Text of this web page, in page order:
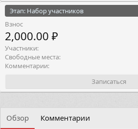
Этап: Набор участников
Взнос
2,000.00 ₽
Участники
Свободные места
Комментарии
Записаться
Обзор Комментарии